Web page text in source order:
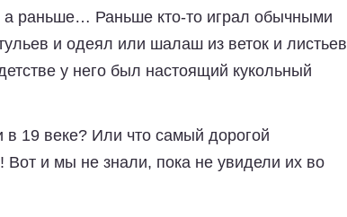
а раньше… Раньше кто-то играл обычными
и одеял или шалаш из веток и листьев
у него был настоящий кукольный
19 веке? Или что самый дорогой
и мы не знали, пока не увидели их во